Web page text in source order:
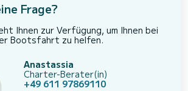
Frage?
Ihnen zur Verfügung, um Ihnen bei
Bootsfahrt zu helfen.
Anastassia
Charter-Berater(in)
+49 611 97869110